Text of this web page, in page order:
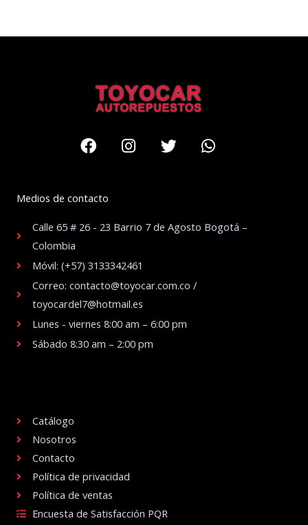
FacebookInstagram
TwitterWhatsapp
Medios de contacto
Calle 65 # 26 - 23 Barrio 7 de Agosto Bogotá –
Colombia
Móvil: (+57) 3133342461
Correo: contacto@toyocar.com.co /
toyocardel7@hotmail.es
Lunes - viernes 8:00 am – 6:00 pm
Sábado 8:30 am – 2:00 pm
Catálogo
Nosotros
Contacto
Política de privacidad
Política de ventas
Encuesta de Satisfacción PQR